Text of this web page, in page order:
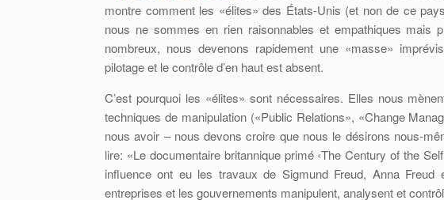
montre comment les «élites» des États-Unis (et non de ce
nous ne sommes en rien raisonnables et empathiques
nombreux, nous devenons rapidement une «masse»
pilotage et le contrôle d’en haut est absent.
C’est pourquoi les «élites» sont nécessaires. Elles nous
techniques de manipulation («Public Relations», «Change
nous avoir – nous devons croire que nous le désirons nous-
lire: «Le documentaire britannique primé ‹The Century of the
influence ont eu les travaux de Sigmund Freud, Anna
entreprises et les gouvernements manipulent, analysent et